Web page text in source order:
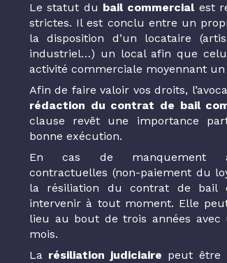
Le statut du bail commercialest
strictes. Il est conclu entre un
la disposition d’un locataire
industriel…) un local afin que
activité commerciale moyennant un
Afin de faire valoir vos droits,
rédaction du contrat de bail
clause revêt une importance
bonne exécution.
En cas de manquement
contractuelles (non-paiement du
la résiliation du contrat de bail
intervenir à tout moment. Elle
lieu au bout de trois années avec
mois.
La résiliation judiciaire peut être